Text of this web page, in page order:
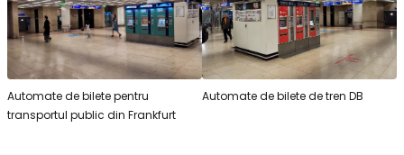
Automate de bilete pentru
transportul public din Frankfurt
Automate de bilete de tren DB